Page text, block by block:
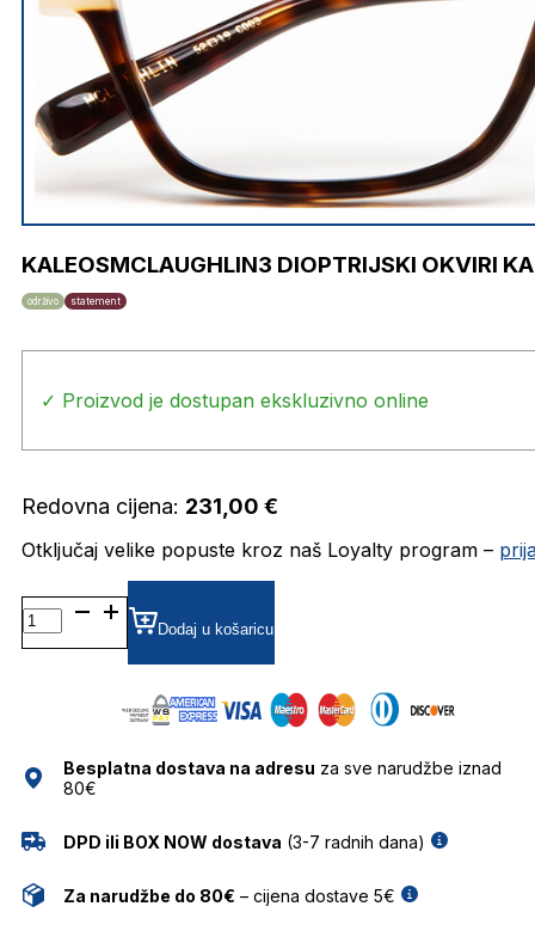
KALEOSMCLAUGHLIN3 DIOPTRIJSKI OKVIRI
održivo statement
✓ Proizvod je dostupan ekskluzivno online
Redovna cijena: 231,00 €
Otključaj velike popuste kroz naš Loyalty program –
KALEOSMCLAUGHLIN3 DIOPTRIJSKI
OKVIRI
KALEOS
Dodaj u košaricu
Besplatna dostava na adresu za sve narudžbe iznad
80€
DPD ili BOX NOW dostava (3-7 radnih dana)
Za narudžbe do 80€ – cijena dostave 5€